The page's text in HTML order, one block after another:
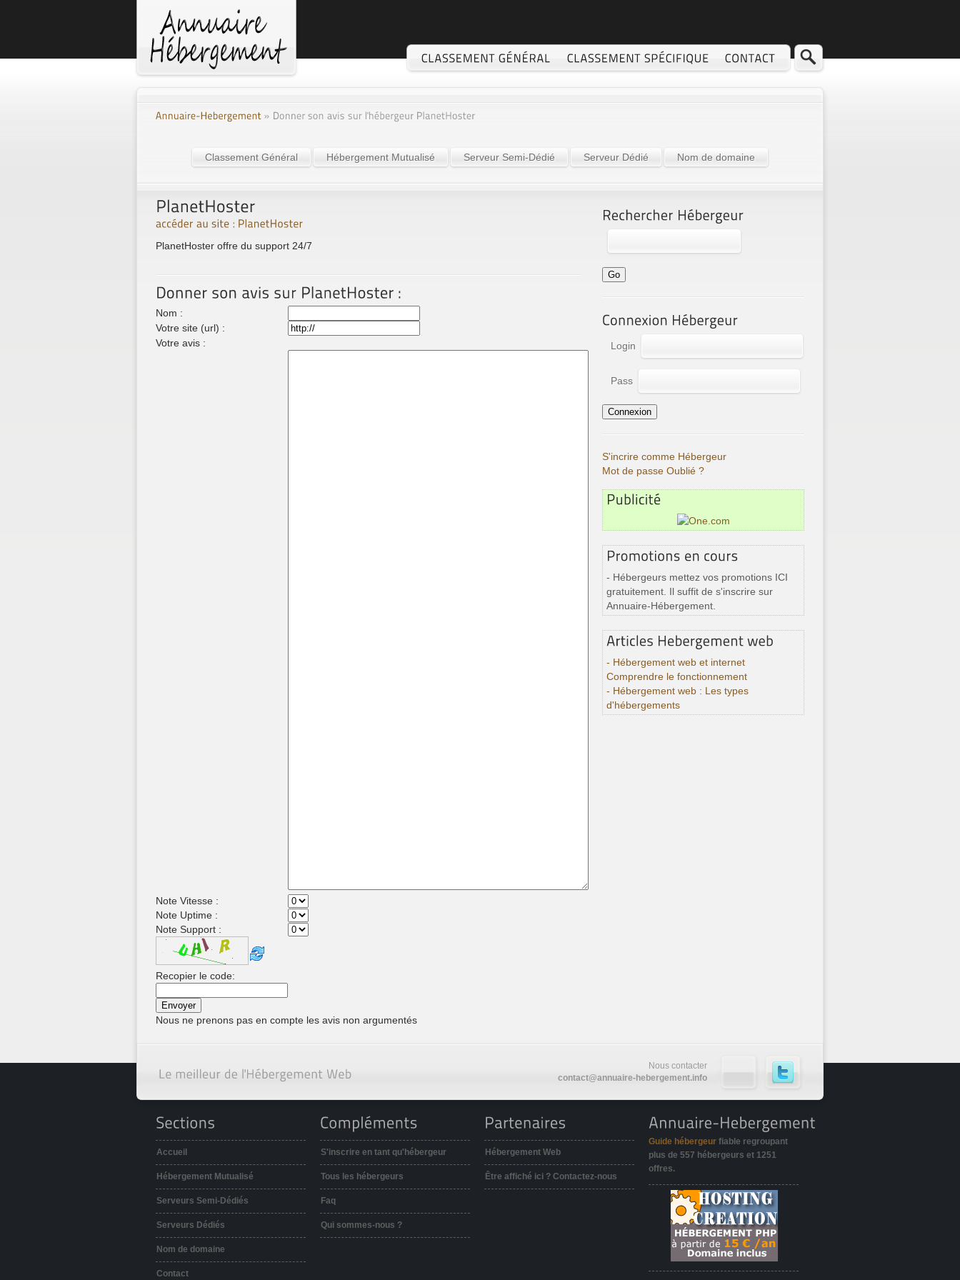
Classement Général Hébergement Mutualisé Serveur Semi-Dédié Serveur Dédié Nom de domaine
PlanetHoster offre du support 24/7
Nom :
Votre site (url) :
Votre avis :
Note Vitesse :
Note Uptime :
Note Support :
Recopier le code:
Nous ne prenons pas en compte les avis non argumentés
Login
Pass
S'incrire comme Hébergeur
Mot de passe Oublié ?
- Hébergeurs mettez vos promotions ICI
gratuitement. Il suffit de s'inscrire sur
Annuaire-Hébergement.
- Hébergement web et internet
Comprendre le fonctionnement
- Hébergement web : Les types
d'hébergements
Nous contacter
contact@annuaire-hebergement.info
Accueil
Hébergement Mutualisé
Serveurs Semi-Dédiés
Serveurs Dédiés
Nom de domaine
Contact
S'inscrire en tant qu'hébergeur
Tous les hébergeurs
Faq
Qui sommes-nous ?
Hébergement Web
Être affiché ici ? Contactez-nous
Guide hébergeur fiable regroupant
plus de 557 hébergeurs et 1251
offres.